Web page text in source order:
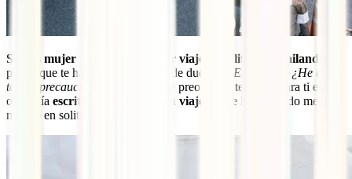
Si eres mujer y este es tu primer viaje en solitario a Tailandia
puede que te hayan venido miles de dudas. "
¿Es seguro? ¿He de
tomar precauciones extra?
" No te preocupes, tenemos para ti esta
otra guía escrita por una experta viajera
que ha recorrido medio
mundo en solitario: